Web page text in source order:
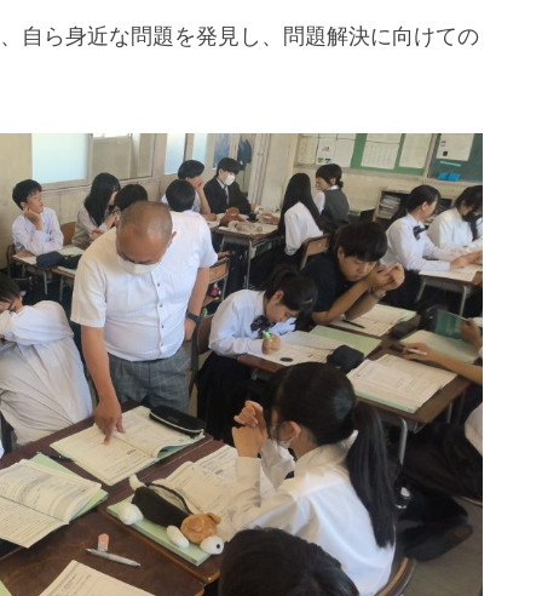
自ら身近な問題を発見し、問題解決に向けての